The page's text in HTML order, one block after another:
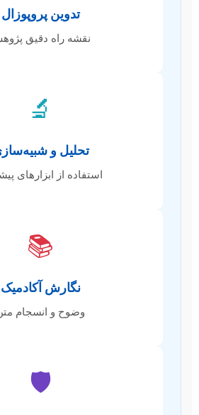
تدوین پروپوزال
نقشه راه دقیق
🔬
تحلیل و
استفاده از ابزارهای
📚
نگارش آکادمیک
وضوح و انسجام
🛡️